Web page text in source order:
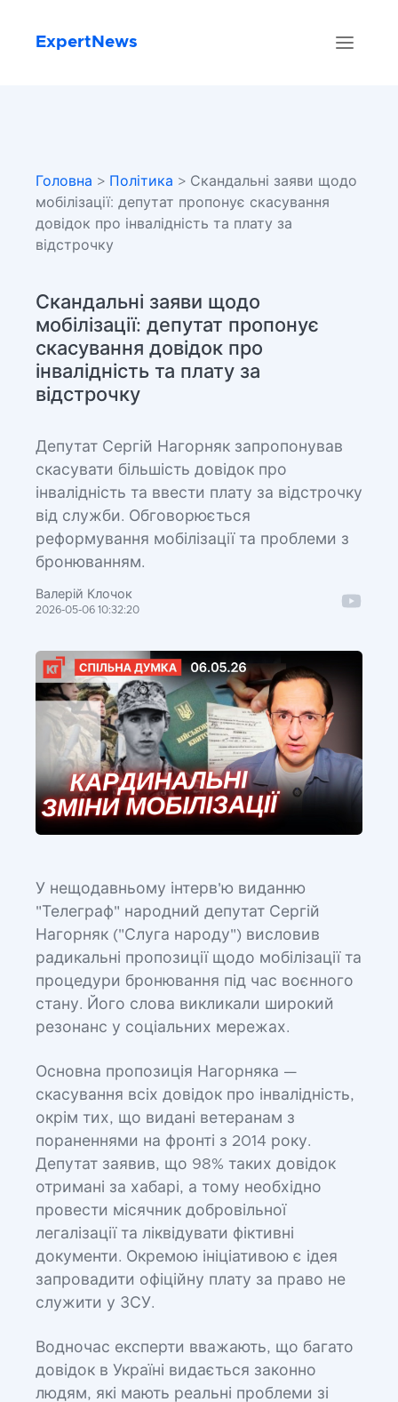
ExpertNews
Головна > Політика > Скандальні заяви щодо
мобілізації: депутат пропонує скасування
довідок про інвалідність та плату за
відстрочку
Скандальні заяви щодо
мобілізації: депутат пропонує
скасування довідок про
інвалідність та плату за
відстрочку
Депутат Сергій Нагорняк запропонував
скасувати більшість довідок про
інвалідність та ввести плату за відстрочку
від служби. Обговорюється
реформування мобілізації та проблеми з
бронюванням.
Валерій Клочок
2026-05-06 10:32:20
У нещодавньому інтерв'ю виданню
"Телеграф" народний депутат Сергій
Нагорняк ("Слуга народу") висловив
радикальні пропозиції щодо мобілізації та
процедури бронювання під час воєнного
стану. Його слова викликали широкий
резонанс у соціальних мережах.
Основна пропозиція Нагорняка —
скасування всіх довідок про інвалідність,
окрім тих, що видані ветеранам з
пораненнями на фронті з 2014 року.
Депутат заявив, що 98% таких довідок
отримані за хабарі, а тому необхідно
провести місячник добровільної
легалізації та ліквідувати фіктивні
документи. Окремою ініціативою є ідея
запровадити офіційну плату за право не
служити у ЗСУ.
Водночас експерти вважають, що багато
довідок в Україні видається законно
людям, які мають реальні проблеми зі